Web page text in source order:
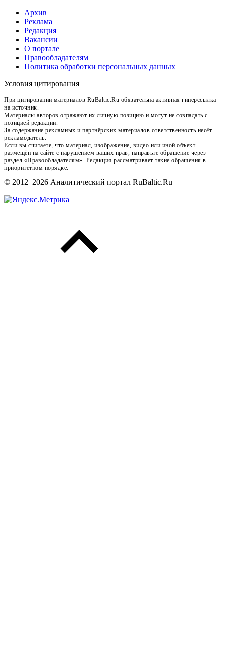
Архив
Реклама
Редакция
Вакансии
О портале
Правообладателям
Политика обработки персональных данных
Условия цитирования
При цитировании материалов RuBaltic.Ru обязательна активная гиперссылка
на источник.
Материалы авторов отражают их личную позицию и могут не совпадать с
позицией редакции.
За содержание рекламных и партнёрских материалов ответственность несёт
рекламодатель.
Если вы считаете, что материал, изображение, видео или иной объект
размещён на сайте с нарушением ваших прав, направьте обращение через
раздел «Правообладателям». Редакция рассматривает такие обращения в
приоритетном порядке.
© 2012–2026 Аналитический портал RuBaltic.Ru